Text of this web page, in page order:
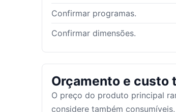
Confirmar programas.
Confirmar dimensões.
Orçamento e custo
O preço do produto principal
considere também